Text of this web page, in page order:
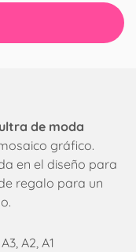
ultra de moda
gráfico.
en el diseño para
regalo para un
A2, A1